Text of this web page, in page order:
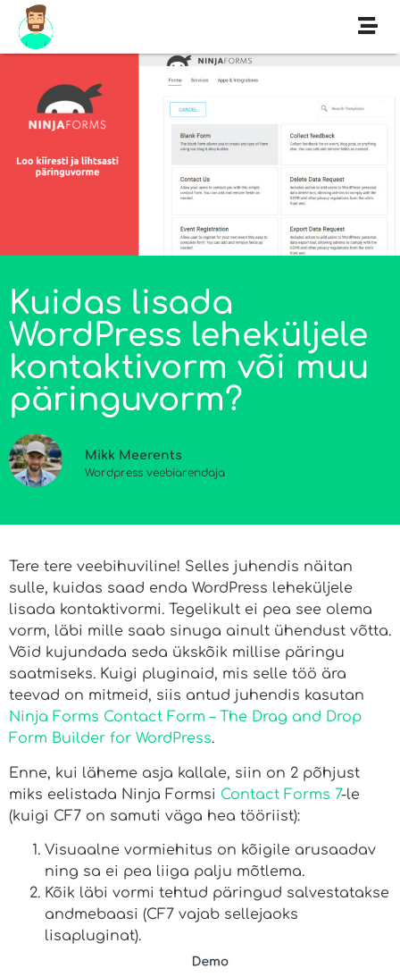
Kuidas lisada
WordPress leheküljele
kontaktivorm või muu
päringuvorm?
Mikk Meerents
Wordpress veebiarendaja
Tere tere veebihuviline! Selles juhendis näitan
sulle, kuidas saad enda WordPress leheküljele
lisada kontaktivormi. Tegelikult ei pea see olema
vorm, läbi mille saab sinuga ainult ühendust võtta.
Võid kujundada seda ükskõik millise päringu
saatmiseks. Kuigi pluginaid, mis selle töö ära
teevad on mitmeid, siis antud juhendis kasutan
Ninja Forms Contact Form – The Drag and Drop
Form Builder for WordPress.
Enne, kui läheme asja kallale, siin on 2 põhjust
miks eelistada Ninja Formsi Contact Forms 7-le
(kuigi CF7 on samuti väga hea tööriist):
Visuaalne vormiehitus on kõigile arusaadav
ning sa ei pea liiga palju mõtlema.
Kõik läbi vormi tehtud päringud salvestatakse
andmebaasi (CF7 vajab sellejaoks
lisapluginat).